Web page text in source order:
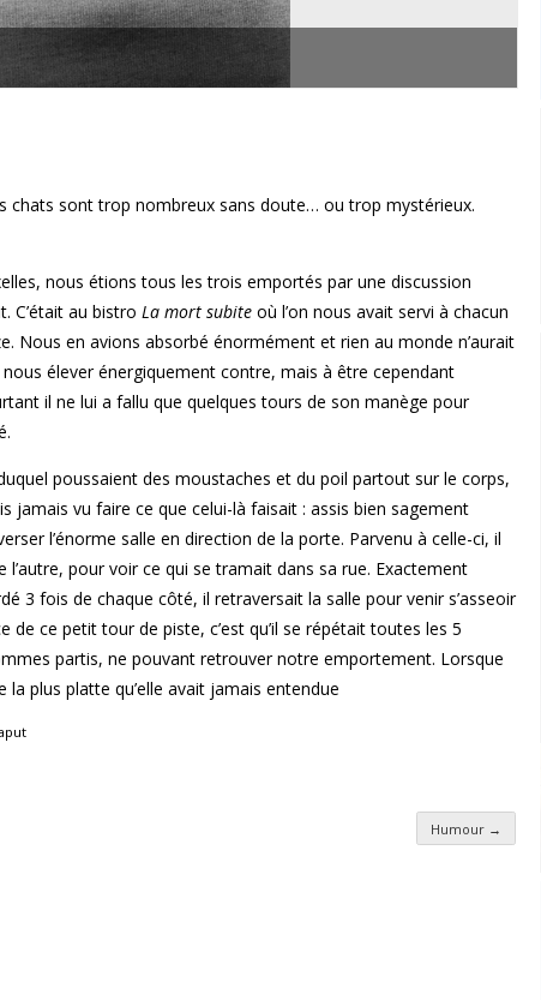
chats sont trop nombreux sans doute… ou trop mystérieux.
nous étions tous les trois emportés par une discussion
C’était au bistro La mort subite où l’on nous avait servi à chacun
Nous en avions absorbé énormément et rien au monde n’aurait
élever énergiquement contre, mais à être cependant
il ne lui a fallu que quelques tours de son manège pour
poussaient des moustaches et du poil partout sur le corps,
jamais vu faire ce que celui-là faisait : assis bien sagement
l’énorme salle en direction de la porte. Parvenu à celle-ci, il
l’autre, pour voir ce qui se tramait dans sa rue. Exactement
3 fois de chaque côté, il retraversait la salle pour venir s’asseoir
ce petit tour de piste, c’est qu’il se répétait toutes les 5
partis, ne pouvant retrouver notre emportement. Lorsque
la plus platte qu’elle avait jamais entendue
Humour →